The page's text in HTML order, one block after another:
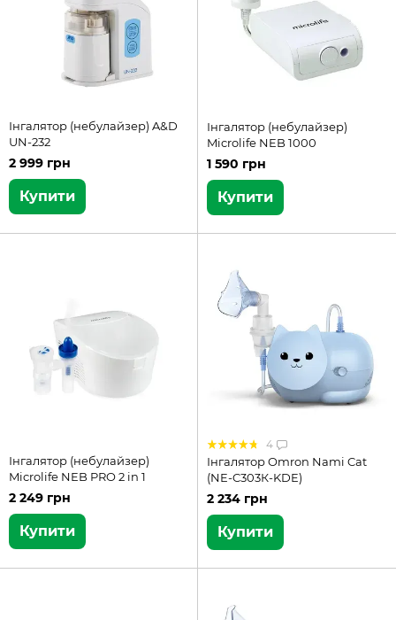
Інгалятор (небулайзер) A&D
UN-232
2 999 грн
Купити
Інгалятор (небулайзер)
Microlife NEB 1000
1 590 грн
Купити
Інгалятор (небулайзер)
Microlife NEB PRO 2 in 1
2 249 грн
Купити
4
Інгалятор Omron Nami Cat
(NE-C303К-KDE)
2 234 грн
Купити